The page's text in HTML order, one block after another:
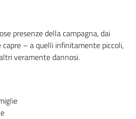
presenze della campagna, dai
– a quelli infinitamente piccoli,
veramente dannosi.